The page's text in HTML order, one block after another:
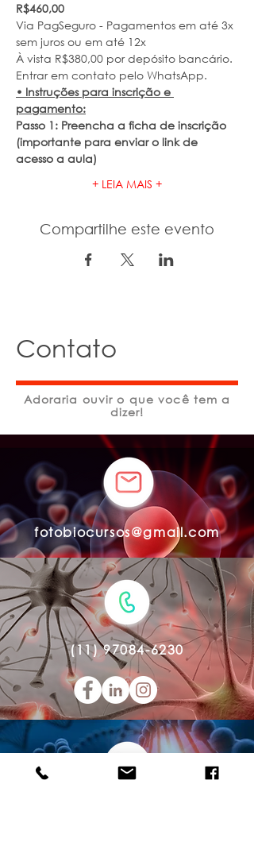
R$460,00
Via PagSeguro - Pagamentos em até 3x
sem juros ou em até 12x
À vista R$380,00 por depósito bancário.
Entrar em contato pelo WhatsApp.
• Instruções para inscrição e
pagamento:
Passo 1: Preencha a ficha de inscrição
(importante para enviar o link de
acesso a aula)
+ LEIA MAIS +
Compartilhe este evento
Contato
Adoraria ouvir o que você tem a
dizer!
fotobiocursos@gmail.com
(11) 97084-6230